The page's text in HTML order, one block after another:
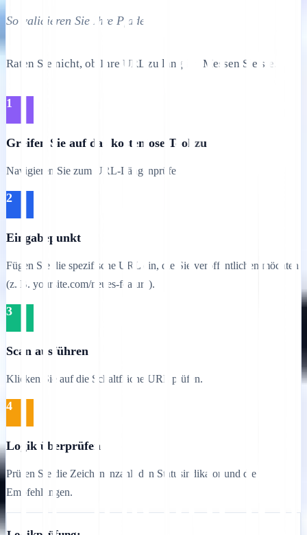
So validieren Sie Ihre Pfade.
Raten Sie nicht, ob Ihre URL zu lang ist. Messen Sie sie.
1
Greifen Sie auf das kostenlose Tool zu
Navigieren Sie zum URL-Längenprüfer.
2
Eingabepunkt
Fügen Sie die spezifische URL ein, die Sie veröffentlichen möchten
(z. B. yoursite.com/neues-feature).
3
Scan ausführen
Klicken Sie auf die Schaltfläche URL prüfen.
4
Logik überprüfen
Prüfen Sie die Zeichenanzahl, den Statusindikator und die
Empfehlungen.